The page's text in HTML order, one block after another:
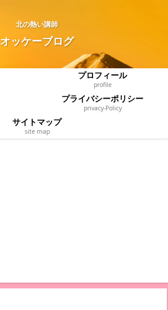
北の熱い講師
オッケーブログ
プロフィール
profile
プライバシーポリシー
privacy‐Policy
サイトマップ
site map